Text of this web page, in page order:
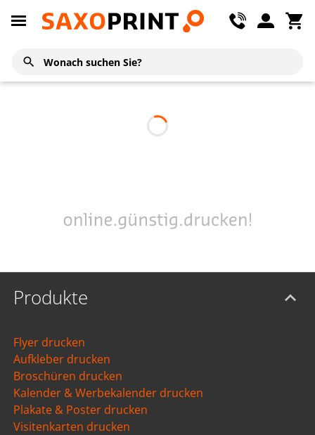
Produkte
Flyer drucken
Aufkleber drucken
Broschüren drucken
Kalender & Werbekalender drucken
Plakate & Poster drucken
Visitenkarten drucken